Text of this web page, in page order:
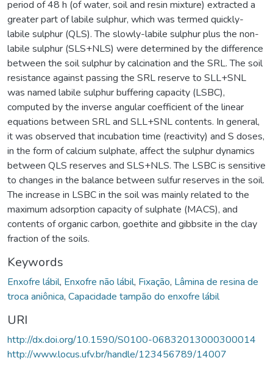
period of 48 h (of water, soil and resin mixture) extracted a
greater part of labile sulphur, which was termed quickly-
labile sulphur (QLS). The slowly-labile sulphur plus the non-
labile sulphur (SLS+NLS) were determined by the difference
between the soil sulphur by calcination and the SRL. The soil
resistance against passing the SRL reserve to SLL+SNL
was named labile sulphur buffering capacity (LSBC),
computed by the inverse angular coefficient of the linear
equations between SRL and SLL+SNL contents. In general,
it was observed that incubation time (reactivity) and S doses,
in the form of calcium sulphate, affect the sulphur dynamics
between QLS reserves and SLS+NLS. The LSBC is sensitive
to changes in the balance between sulfur reserves in the soil.
The increase in LSBC in the soil was mainly related to the
maximum adsorption capacity of sulphate (MACS), and
contents of organic carbon, goethite and gibbsite in the clay
fraction of the soils.
Keywords
Enxofre lábil, Enxofre não lábil, Fixação, Lâmina de resina de
troca aniônica, Capacidade tampão do enxofre lábil
URI
http://dx.doi.org/10.1590/S0100-06832013000300014
http://www.locus.ufv.br/handle/123456789/14007